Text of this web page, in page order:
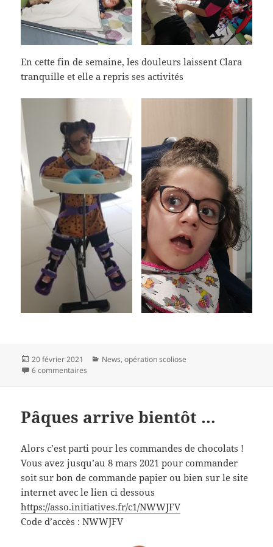
En cette fin de semaine, les douleurs laissent Clara
tranquille et elle a repris ses activités
Publié
le
20 février 2021 Catégories
News,opération scoliose
6 commentaires
Pâques arrive bientôt …
Alors c’est parti pour les commandes de chocolats !
Vous avez jusqu’au 8 mars 2021 pour commander
soit sur bon de commande papier ou bien sur le site
internet avec le lien ci dessous
https://asso.initiatives.fr/c1/NWWJFV
Code d’accès : NWWJFV